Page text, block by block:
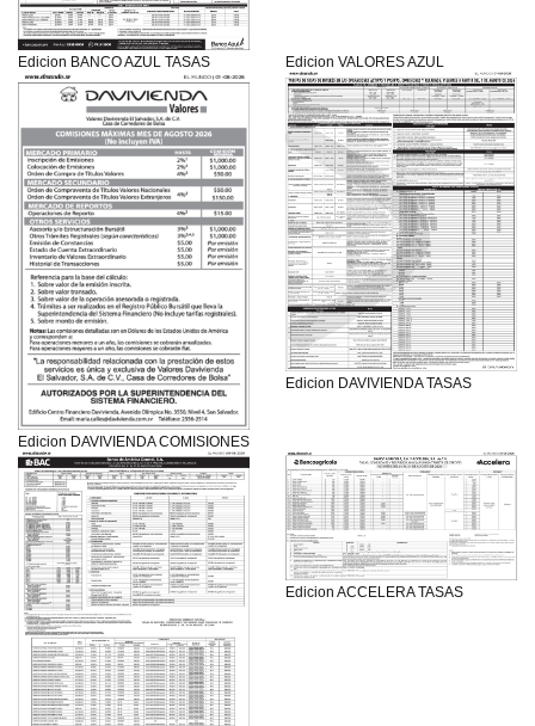
Edicion BANCO AZUL TASAS Edicion VALORES AZUL
Edicion DAVIVIENDA COMISIONES
Edicion DAVIVIENDA TASAS
Edicion ACCELERA TASAS